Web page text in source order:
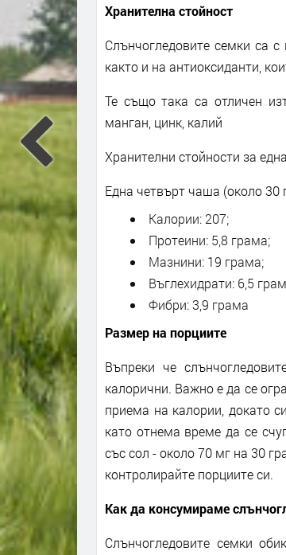
Хранителна стойност
Слънчогледовите семки са
както и на антиоксиданти,
Те също така са отличен
манган, цинк, калий
Хранителни стойности за
Една четвърт чаша (около 30
Калории: 207;
Протеини: 5,8 грама;
Мазнини: 19 грама;
Въглехидрати: 6,5
Фибри: 3,9 грама
Размер на порциите
Въпреки че
калорични. Важно е да се
приема на калории, докато
като отнема време да се
със сол - около 70 мг на 30
контролирайте порциите си.
Как да консумираме
Слънчогледовите семки